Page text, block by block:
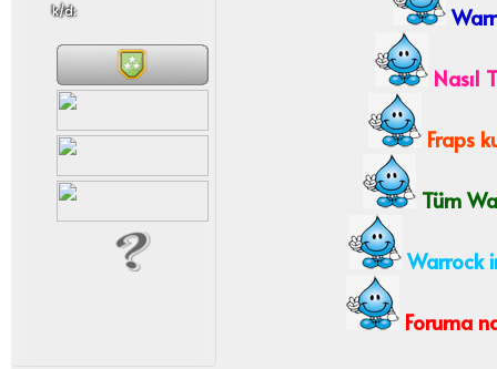
k/d:
Nasıl
Fraps
Tüm
Warrock
Foruma